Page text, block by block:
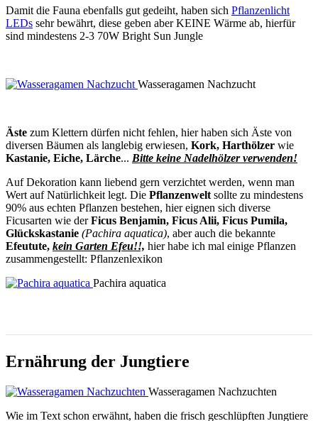
Damit die Fauna ebenfalls gut gedeiht, haben sich Pflanzenlicht
LEDs sehr bewährt, diese geben aber KEINE Wärme ab, hierfür
sind mindestens 2-3 70W Bright Sun Jungle
Wasseragamen Nachzucht
Äste zum Klettern dürfen nicht fehlen, hier haben sich Äste von
diversen Bäumen als langlebig erwiesen, Kork, Harthölzer wie
Kastanie, Eiche, Lärche... Bitte keine Nadelhölzer verwenden!
Auf Dekoration kann liebend gern verzichtet werden, wenn man
Wert auf Natürlichkeit legt. Die Pflanzenwelt sollte zu mindestens
90% aus echten Pflanzen bestehen, hier eignen sich diverse
Ficusarten wie derFicus Benjamin, Ficus Alii, Ficus Pumila,
Glückskastanie (Pachira aquatica), aber auch die bekannte
Efeutute, kein Garten Efeu!!, hier habe ich mal einige Pflanzen
zusammengestellt: Pflanzenlexikon
Pachira aquatica
Ernährung der Jungtiere
Wasseragamen Nachzuchten
Wie im Text schon erwähnt, haben die frisch geschlüpften Jungtiere